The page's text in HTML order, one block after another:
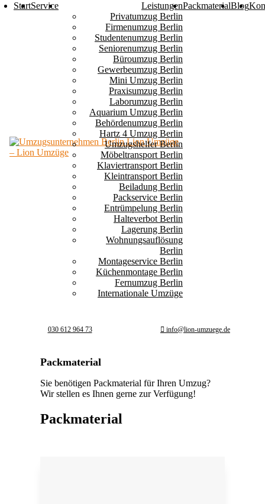
StartService
Leistungen
Privatumzug Berlin
Firmenumzug Berlin
Studentenumzug Berlin
Seniorenumzug Berlin
Büroumzug Berlin
Gewerbeumzug Berlin
Mini Umzug Berlin
Praxisumzug Berlin
Laborumzug Berlin
Aquarium Umzug Berlin
Behördenumzug Berlin
Hartz 4 Umzug Berlin
Umzugshelfer Berlin
Möbeltransport Berlin
Klaviertransport Berlin
Kleintransport Berlin
Beiladung Berlin
Packservice Berlin
Entrümpelung Berlin
Halteverbot Berlin
Lagerung Berlin
Wohnungsauflösung
Berlin
Montageservice Berlin
Küchenmontage Berlin
Fernumzug Berlin
Internationale Umzüge
PackmaterialBlog
030 612 964 73 info@lion-umzuege.de
Packmaterial
Sie benötigen Packmaterial für Ihren Umzug?
Wir stellen es Ihnen gerne zur Verfügung!
Packmaterial